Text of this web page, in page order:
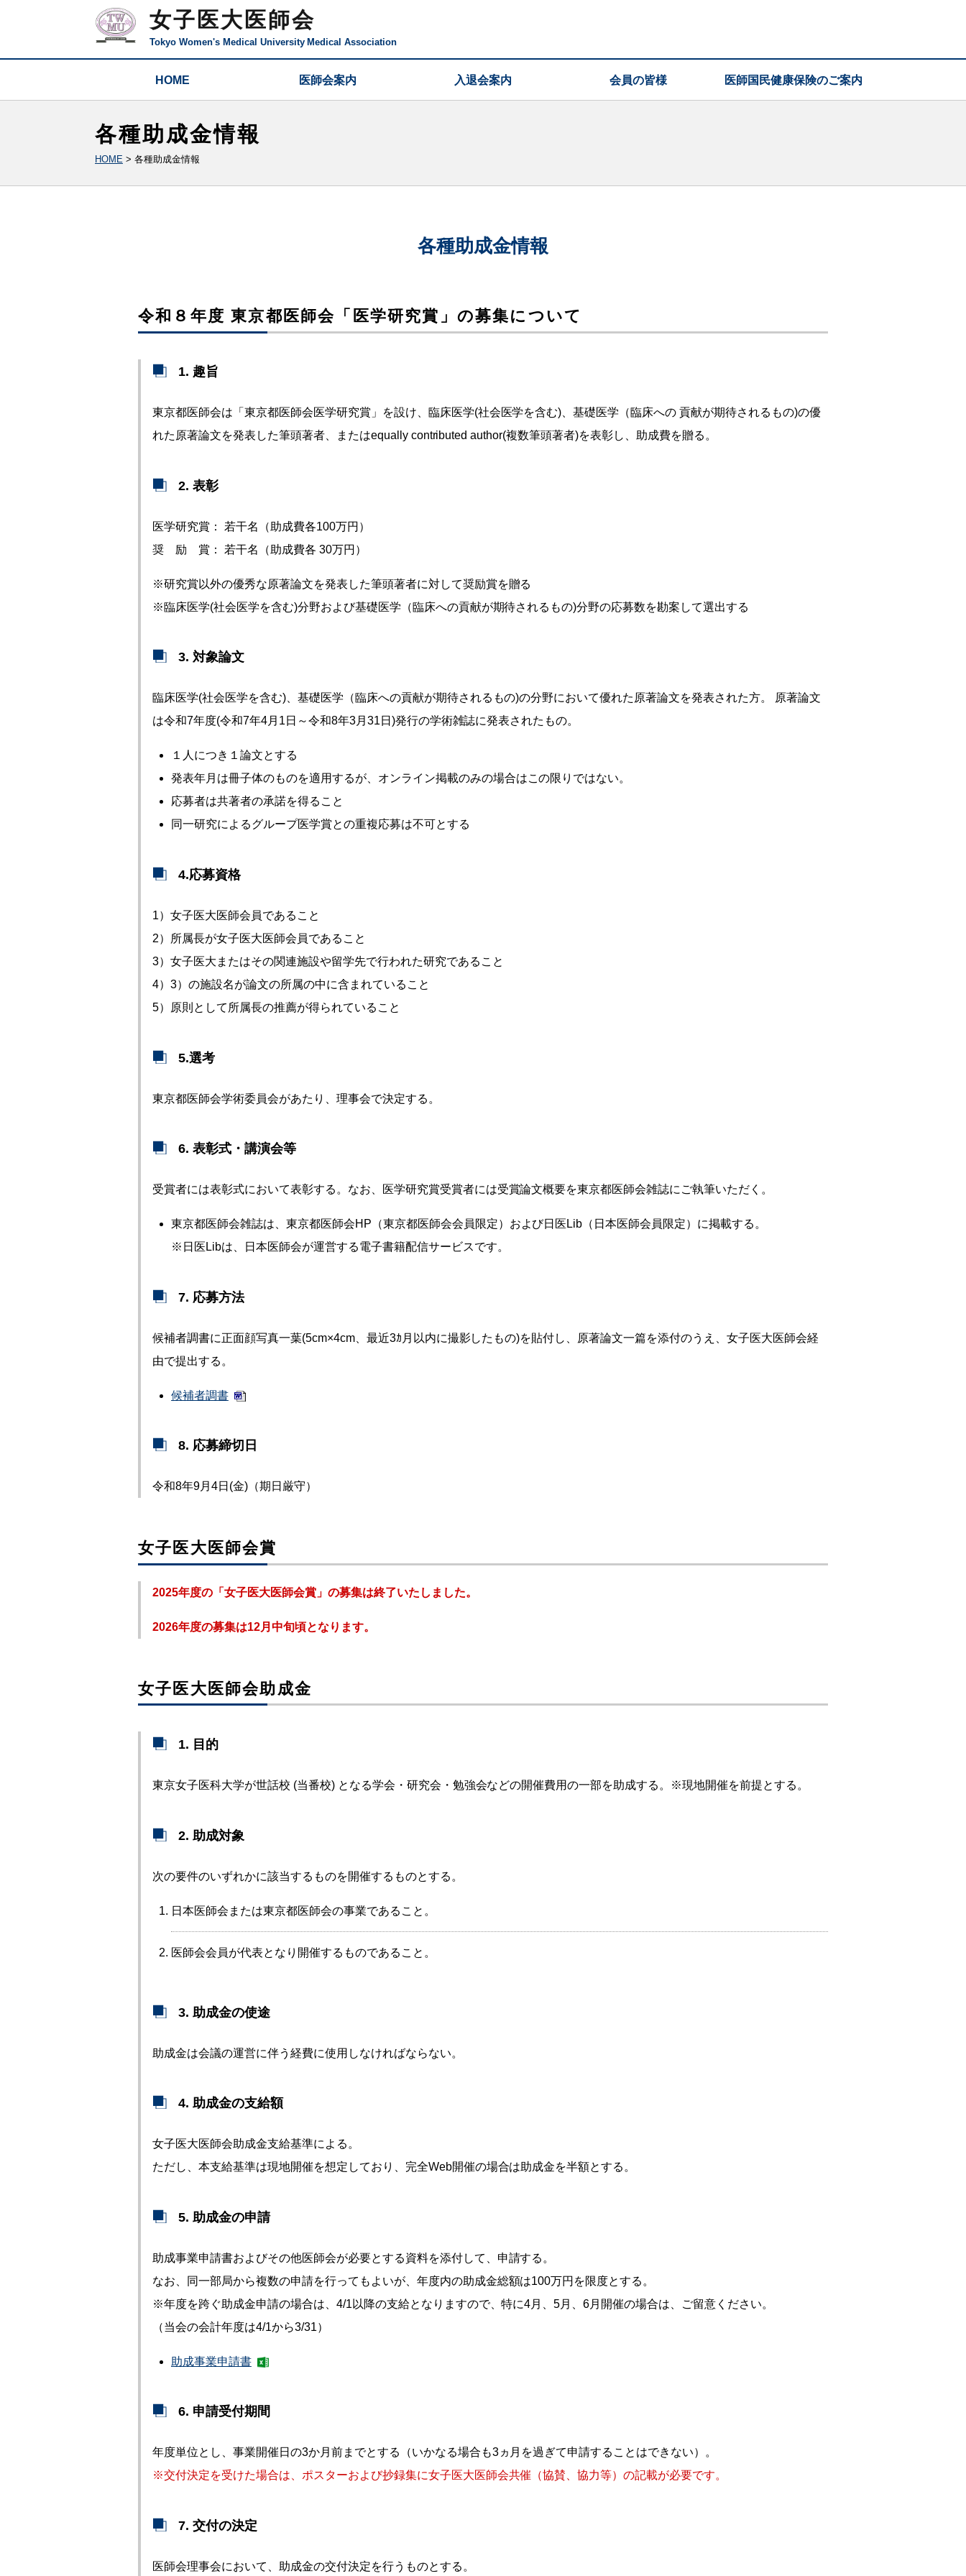
女子医大医師会
Tokyo Women's Medical UniversityMedical Association
HOME 医師会案内 入退会案内 会員の皆様 医師国民健康保険のご案内
各種助成金情報
HOME> 各種助成金情報
各種助成金情報
令和８年度 東京都医師会「医学研究賞」の募集について
1. 趣旨
東京都医師会は「東京都医師会医学研究賞」を設け、臨床医学(社会医学を含む)、基礎医学（臨床への 貢献が期待されるもの)の優
れた原著論文を発表した筆頭著者、またはequally contributed author(複数筆頭著者)を表彰し、助成費を贈る。
2. 表彰
医学研究賞： 若干名（助成費各100万円）
奨 励 賞： 若干名（助成費各 30万円）
※研究賞以外の優秀な原著論文を発表した筆頭著者に対して奨励賞を贈る
※臨床医学(社会医学を含む)分野および基礎医学（臨床への貢献が期待されるもの)分野の応募数を勘案して選出する
3. 対象論文
臨床医学(社会医学を含む)、基礎医学（臨床への貢献が期待されるもの)の分野において優れた原著論文を発表された方。 原著論文
は令和7年度(令和7年4月1日～令和8年3月31日)発行の学術雑誌に発表されたもの。
１人につき１論文とする
発表年月は冊子体のものを適用するが、オンライン掲載のみの場合はこの限りではない。
応募者は共著者の承諾を得ること
同一研究によるグループ医学賞との重複応募は不可とする
4.応募資格
1）女子医大医師会員であること
2）所属長が女子医大医師会員であること
3）女子医大またはその関連施設や留学先で行われた研究であること
4）3）の施設名が論文の所属の中に含まれていること
5）原則として所属長の推薦が得られていること
5.選考
東京都医師会学術委員会があたり、理事会で決定する。
6. 表彰式・講演会等
受賞者には表彰式において表彰する。なお、医学研究賞受賞者には受賞論文概要を東京都医師会雑誌にご執筆いただく。
東京都医師会雑誌は、東京都医師会HP（東京都医師会会員限定）および日医Lib（日本医師会員限定）に掲載する。
※日医Libは、日本医師会が運営する電子書籍配信サービスです。
7. 応募方法
候補者調書に正面顔写真一葉(5cm×4cm、最近3ｶ月以内に撮影したもの)を貼付し、原著論文一篇を添付のうえ、女子医大医師会経
由で提出する。
候補者調書
8. 応募締切日
令和8年9月4日(金)（期日厳守）
女子医大医師会賞
2025年度の「女子医大医師会賞」の募集は終了いたしました。
2026年度の募集は12月中旬頃となります。
女子医大医師会助成金
1. 目的
東京女子医科大学が世話校 (当番校) となる学会・研究会・勉強会などの開催費用の一部を助成する。※現地開催を前提とする。
2. 助成対象
次の要件のいずれかに該当するものを開催するものとする。
日本医師会または東京都医師会の事業であること。
医師会会員が代表となり開催するものであること。
3. 助成金の使途
助成金は会議の運営に伴う経費に使用しなければならない。
4. 助成金の支給額
女子医大医師会助成金支給基準による。
ただし、本支給基準は現地開催を想定しており、完全Web開催の場合は助成金を半額とする。
5. 助成金の申請
助成事業申請書およびその他医師会が必要とする資料を添付して、申請する。
なお、同一部局から複数の申請を行ってもよいが、年度内の助成金総額は100万円を限度とする。
※年度を跨ぐ助成金申請の場合は、4/1以降の支給となりますので、特に4月、5月、6月開催の場合は、ご留意ください。
（当会の会計年度は4/1から3/31）
助成事業申請書
6. 申請受付期間
年度単位とし、事業開催日の3か月前までとする（いかなる場合も3ヵ月を過ぎて申請することはできない）。
※交付決定を受けた場合は、ポスターおよび抄録集に女子医大医師会共催（協賛、協力等）の記載が必要です。
7. 交付の決定
医師会理事会において、助成金の交付決定を行うものとする。